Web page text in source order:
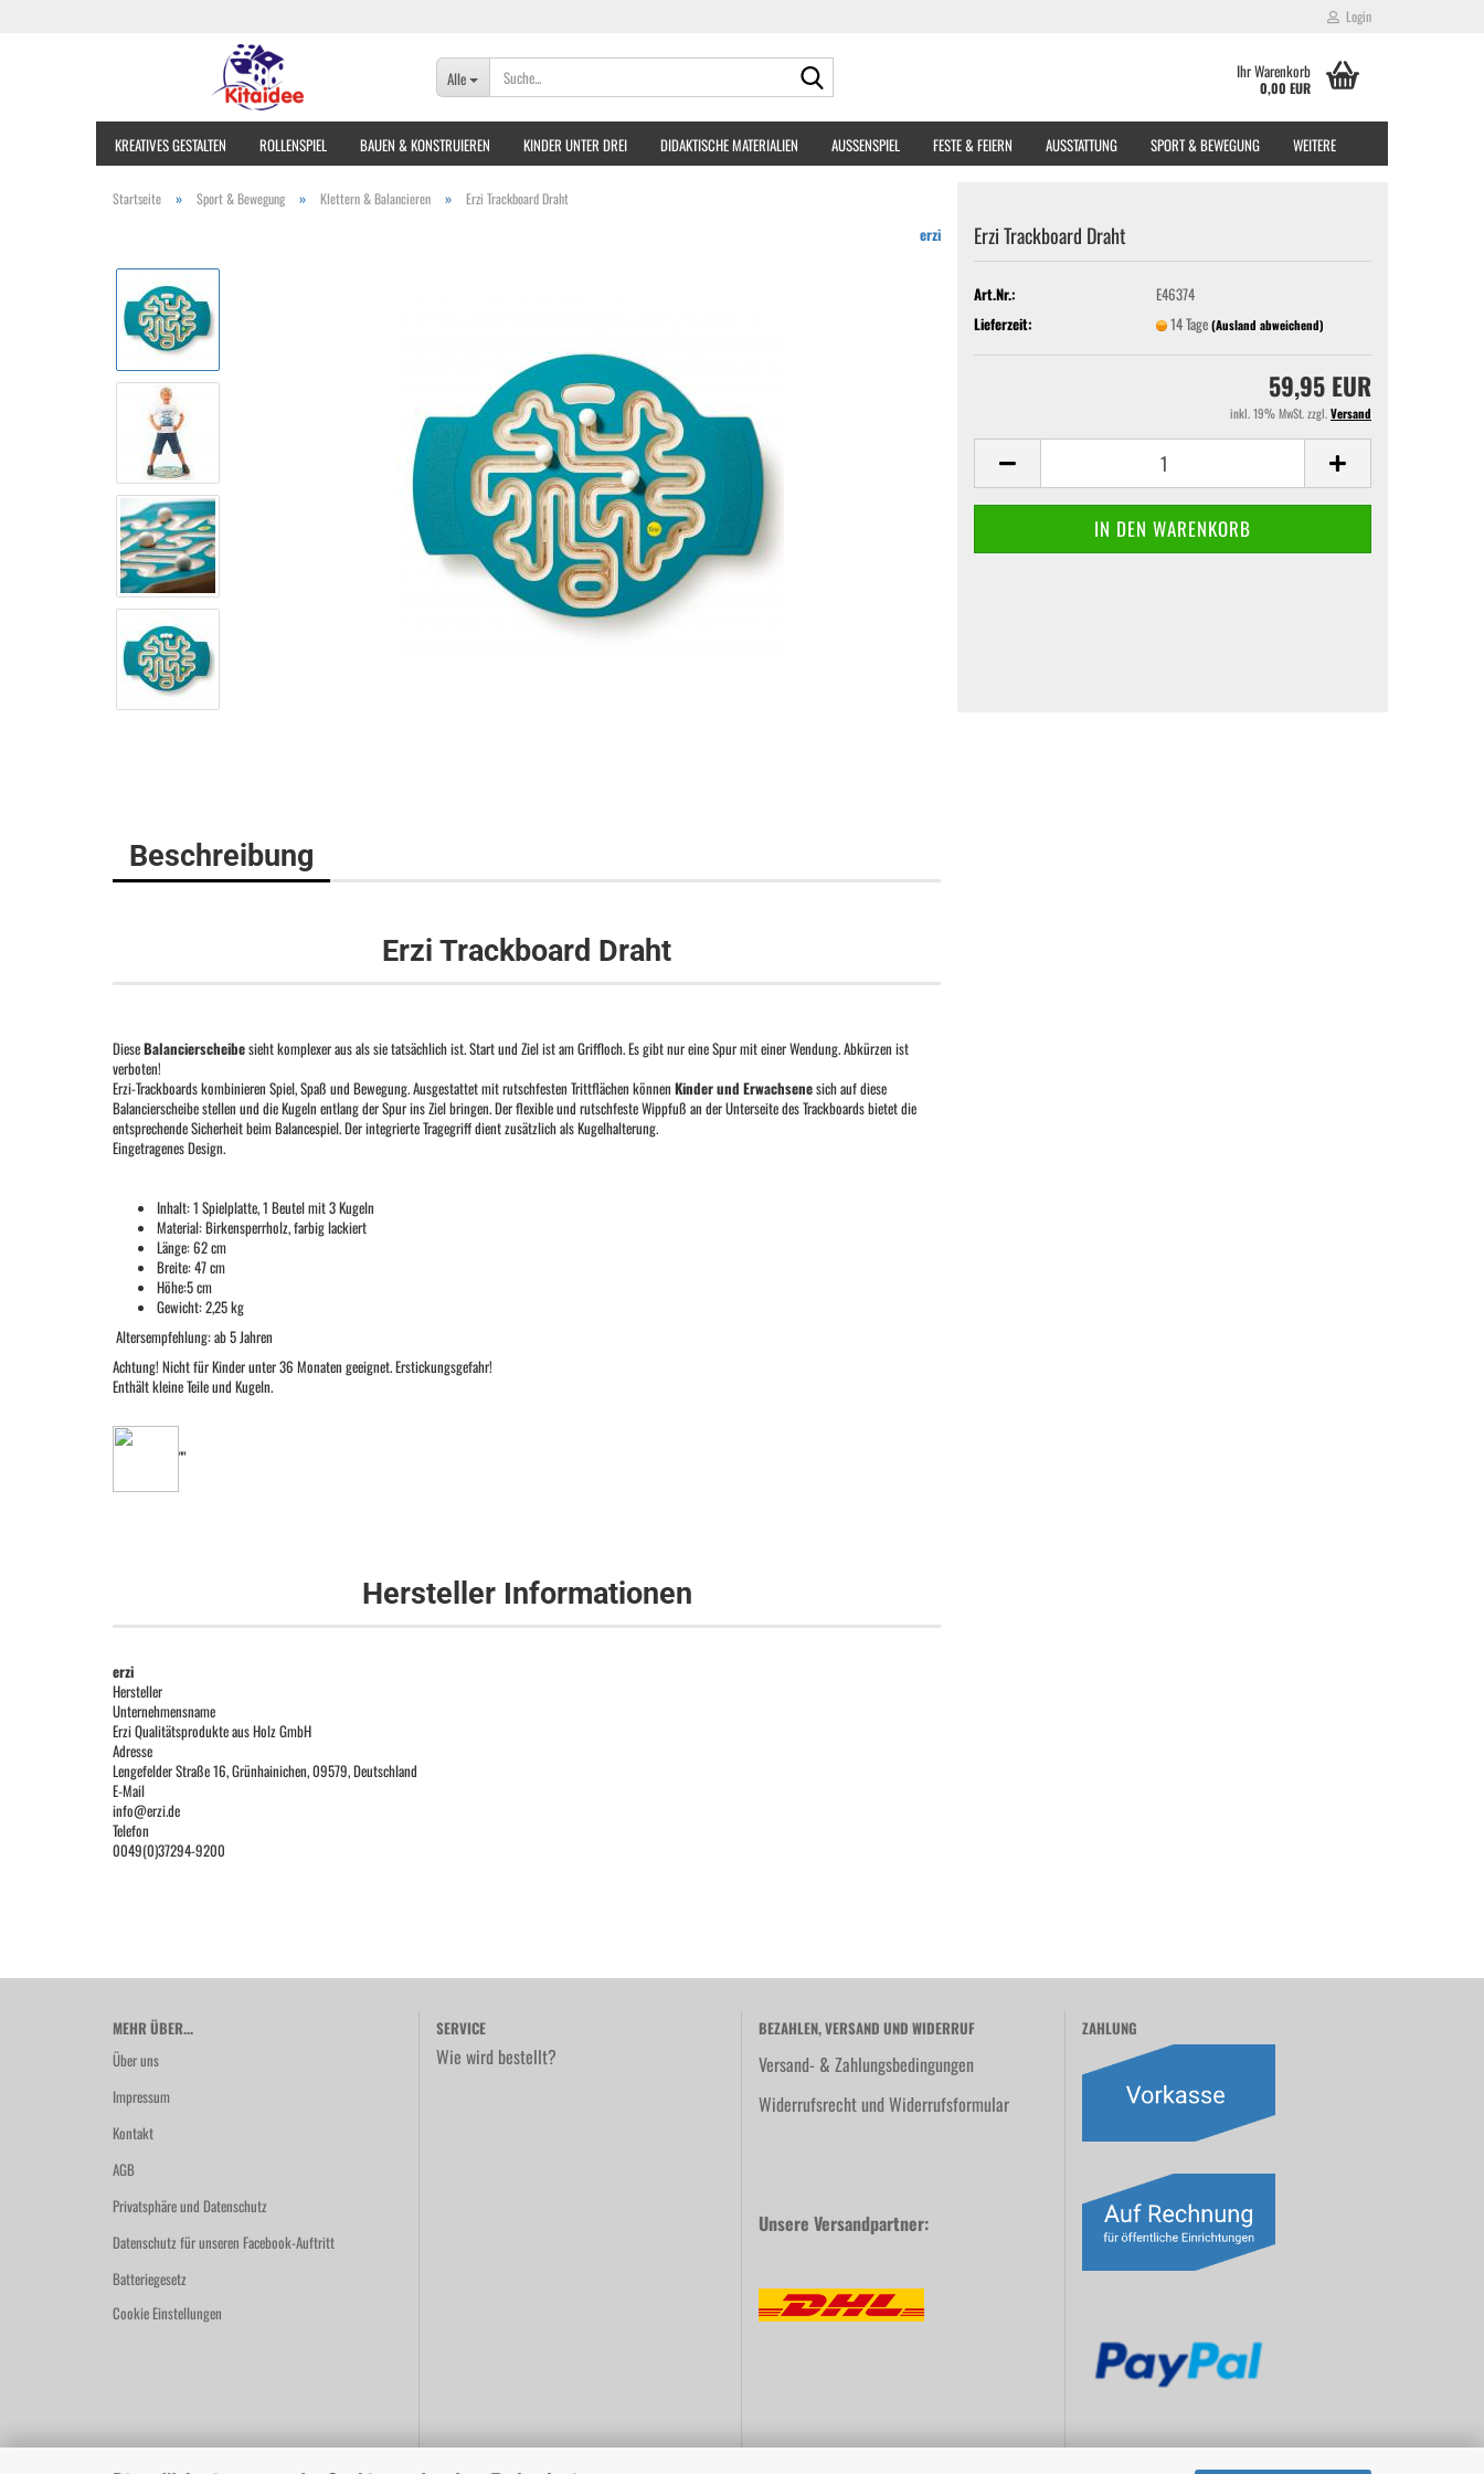
Login
Alle Ihr Warenkorb
0,00 EUR
KREATIVES GESTALTEN ROLLENSPIEL BAUEN & KONSTRUIEREN KINDER UNTER DREI DIDAKTISCHE MATERIALIEN AUSSENSPIEL FESTE & FEIERN AUSSTATTUNG SPORT & BEWEGUNG WEITERE
Startseite » Sport & Bewegung » Klettern & Balancieren » Erzi Trackboard Draht
erzi Erzi Trackboard Draht
Art.Nr.:
E46374
Lieferzeit:
14 Tage(Ausland abweichend)
59,95 EUR
inkl. 19% MwSt. zzgl.Versand
Beschreibung
Erzi Trackboard Draht
DieseBalancierscheibesieht komplexer aus als sie tatsächlich ist. Start und Ziel ist am Griffloch. Es gibt nur eine Spur mit einer Wendung. Abkürzen ist
verboten!
Erzi-Trackboards kombinieren Spiel, Spaß und Bewegung. Ausgestattet mit rutschfesten Trittflächen können Kinder und Erwachsenesich auf diese
Balancierscheibe stellen und die Kugeln entlang der Spur ins Ziel bringen. Der flexible und rutschfeste Wippfuß an der Unterseite des Trackboards bietet die
entsprechende Sicherheit beim Balancespiel. Der integrierte Tragegriff dient zusätzlich als Kugelhalterung.
Eingetragenes Design.
Inhalt: 1 Spielplatte, 1 Beutel mit 3 Kugeln
Material: Birkensperrholz, farbig lackiert
Länge: 62 cm
Breite: 47 cm
Höhe:5 cm
Gewicht: 2,25 kg
Altersempfehlung: ab 5 Jahren
Achtung! Nicht für Kinder unter 36 Monaten geeignet. Erstickungsgefahr!
Enthält kleine Teile und Kugeln.
""
Hersteller Informationen
erzi
Hersteller
Unternehmensname
Erzi Qualitätsprodukte aus Holz GmbH
Adresse
Lengefelder Straße 16, Grünhainichen, 09579, Deutschland
E-Mail
info@erzi.de
Telefon
0049(0)37294-9200
MEHR ÜBER...
Über uns
Impressum
Kontakt
AGB
Privatsphäre und Datenschutz
Datenschutz für unseren Facebook-Auftritt
Batteriegesetz
Cookie Einstellungen
SERVICE
Wie wird bestellt?
BEZAHLEN, VERSAND UND WIDERRUF
Versand- & Zahlungsbedingungen
Widerrufsrecht und Widerrufsformular
Unsere Versandpartner:
ZAHLUNG